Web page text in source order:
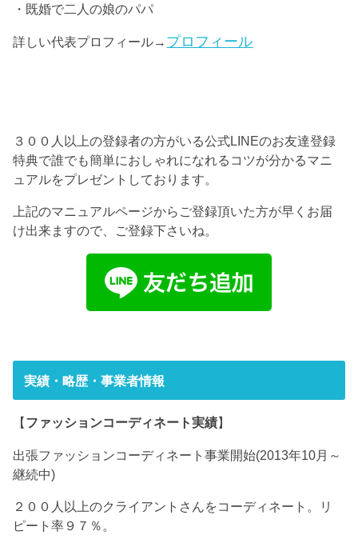
・既婚で二人の娘のパパ
詳しい代表プロフィール→ プロフィール
３００人以上の登録者の方がいる公式LINEのお友達登録
特典で誰でも簡単におしゃれになれるコツが分かるマニ
ュアルをプレゼントしております。
上記のマニュアルページからご登録頂いた方が早くお届
け出来ますので、ご登録下さいね。
実績・略歴・事業者情報
【 ファッションコーディネート実績】
出張ファッションコーディネート事業開始(2013年10月～
継続中)
２００人以上のクライアントさんをコーディネート。リ
ピート率９７％。